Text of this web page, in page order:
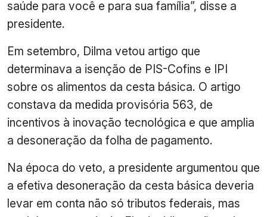
saúde para você e para sua família”, disse a
presidente.
Em setembro, Dilma vetou artigo que
determinava a isenção de PIS-Cofins e IPI
sobre os alimentos da cesta básica. O artigo
constava da medida provisória 563, de
incentivos à inovação tecnológica e que amplia
a desoneração da folha de pagamento.
Na época do veto, a presidente argumentou que
a efetiva desoneração da cesta básica deveria
levar em conta não só tributos federais, mas